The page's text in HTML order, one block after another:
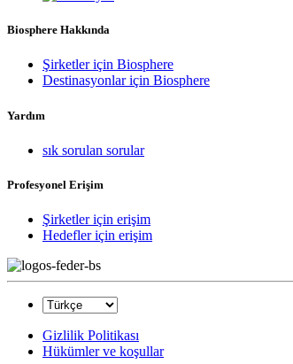
Biosphere Hakkında
Şirketler için Biosphere
Destinasyonlar için Biosphere
Yardım
sık sorulan sorular
Profesyonel Erişim
Şirketler için erişim
Hedefler için erişim
Gizlilik Politikası
Hükümler ve koşullar